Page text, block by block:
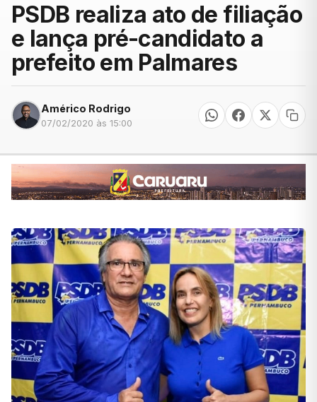
PSDB realiza ato de filiação
e lança pré-candidato a
prefeito em Palmares
Américo Rodrigo
07/02/2020 às 15:00